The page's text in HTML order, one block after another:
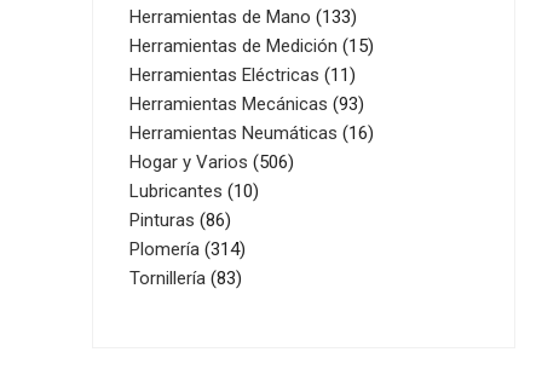
productos
Herramientas de Mano 133133
productos
Herramientas de Medición 1515
Herramientas Eléctricas 1111
productos
Herramientas Mecánicas 9393
productos
Herramientas Neumáticas 1616
Hogar y Varios 506506
Lubricantes 1010
Pinturas 8686
productos
Plomería 314314
productos
Tornillería 8383